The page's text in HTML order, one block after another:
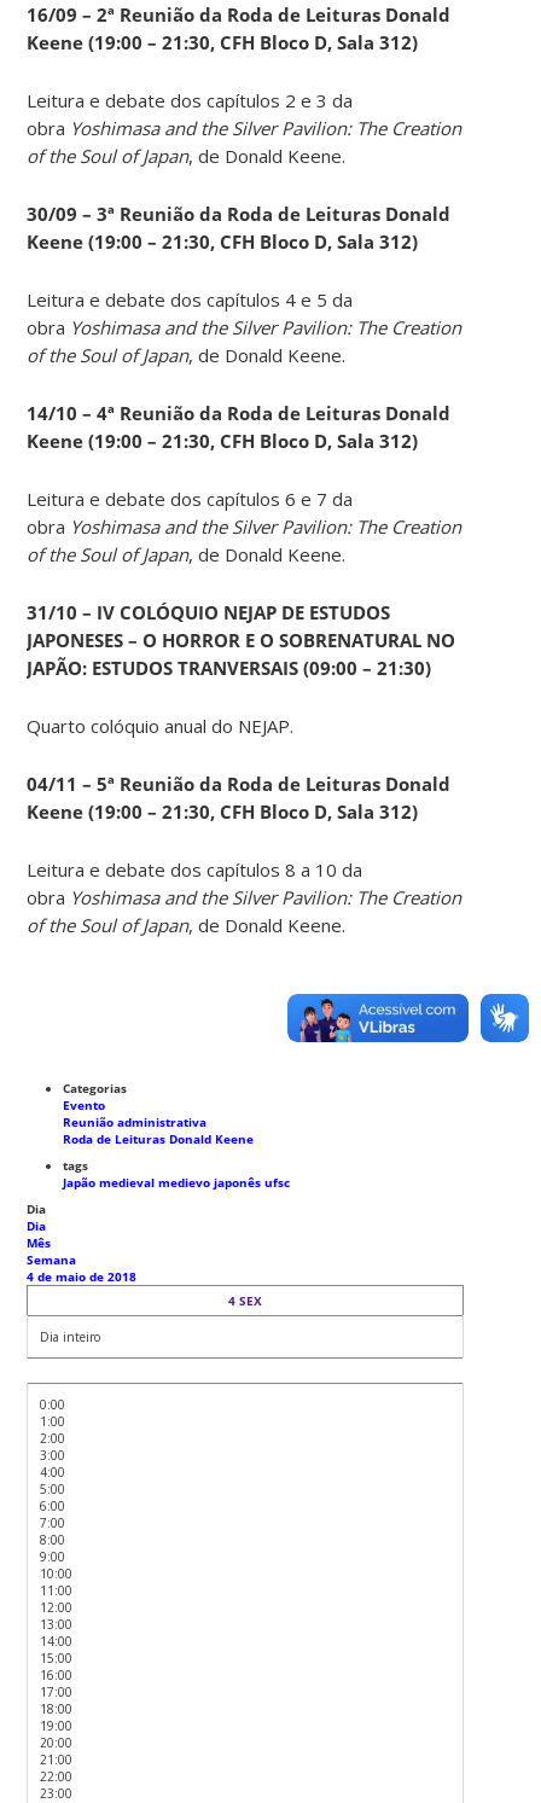
16/09 – 2ª Reunião da Roda de Leituras Donald
Keene (19:00 – 21:30, CFH Bloco D, Sala 312)
Leitura e debate dos capítulos 2 e 3 da
obra Yoshimasa and the Silver Pavilion: The Creation
of the Soul of Japan, de Donald Keene.
30/09 – 3ª Reunião da Roda de Leituras Donald
Keene (19:00 – 21:30, CFH Bloco D, Sala 312)
Leitura e debate dos capítulos 4 e 5 da
obra Yoshimasa and the Silver Pavilion: The Creation
of the Soul of Japan, de Donald Keene.
14/10 – 4ª Reunião da Roda de Leituras Donald
Keene (19:00 – 21:30, CFH Bloco D, Sala 312)
Leitura e debate dos capítulos 6 e 7 da
obra Yoshimasa and the Silver Pavilion: The Creation
of the Soul of Japan, de Donald Keene.
31/10 – IV COLÓQUIO NEJAP DE ESTUDOS
JAPONESES – O HORROR E O SOBRENATURAL NO
JAPÃO: ESTUDOS TRANVERSAIS (09:00 – 21:30)
Quarto colóquio anual do NEJAP.
04/11 – 5ª Reunião da Roda de Leituras Donald
Keene (19:00 – 21:30, CFH Bloco D, Sala 312)
Leitura e debate dos capítulos 8 a 10 da
obra Yoshimasa and the Silver Pavilion: The Creation
of the Soul of Japan, de Donald Keene.
Categorias
Evento
Reunião administrativa
Roda de Leituras Donald Keene
tags
Japão medievalmedievo japonêsufsc
Dia
Dia
Mês
Semana
4 de maio de 2018
4 SEX
Dia inteiro
0:00
1:00
2:00
3:00
4:00
5:00
6:00
7:00
8:00
9:00
10:00
11:00
12:00
13:00
14:00
15:00
16:00
17:00
18:00
19:00
20:00
21:00
22:00
23:00